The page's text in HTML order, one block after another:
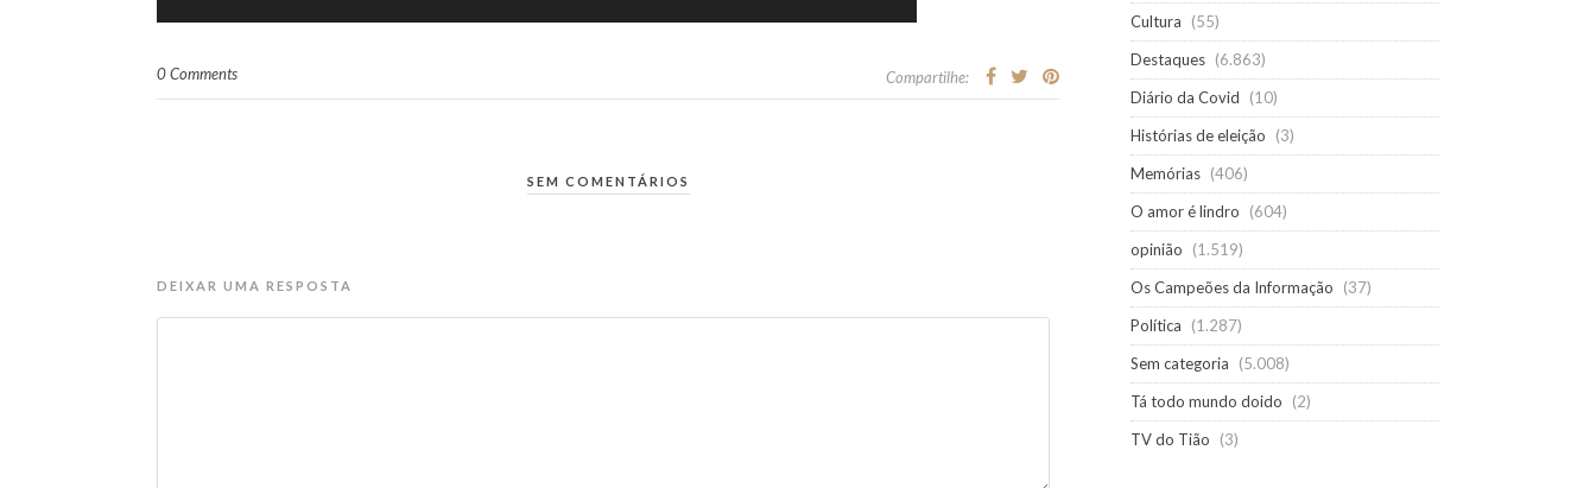
0 Comments Compartilhe:
SEM COMENTÁRIOS
DEIXAR UMA RESPOSTA
Cultura
(55)
Destaques (6.863)
Diário da Covid
(10)
Histórias de eleição
(3)
Memórias (406)
O amor é lindro
(604)
opinião
(1.519)
Os Campeões da Informação
(37)
Política
(1.287)
Sem categoria
(5.008)
Tá todo mundo doido
(2)
TV do Tião
(3)